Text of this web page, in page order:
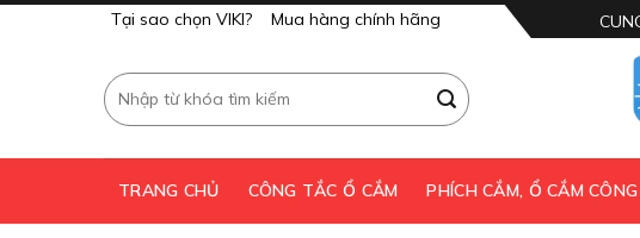
Tại sao chọn VIKI? Mua hàng chính hãng
Tìm
kiếm:
TRANG CHỦ CÔNG TẮC Ổ CẮM PHÍCH CẮM, Ổ CẮM